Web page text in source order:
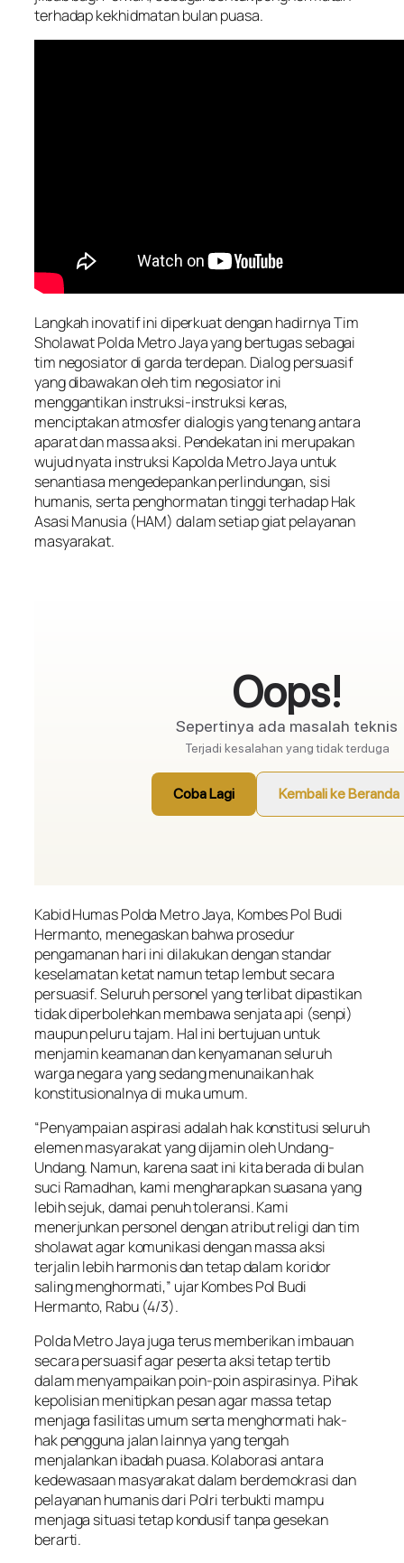
terhadap kekhidmatan bulan puasa.
Langkah inovatif ini diperkuat dengan hadirnya Tim
Sholawat Polda Metro Jaya yang bertugas sebagai
tim negosiator di garda terdepan. Dialog persuasif
yang dibawakan oleh tim negosiator ini
menggantikan instruksi-instruksi keras,
menciptakan atmosfer dialogis yang tenang antara
aparat dan massa aksi. Pendekatan ini merupakan
wujud nyata instruksi Kapolda Metro Jaya untuk
senantiasa mengedepankan perlindungan, sisi
humanis, serta penghormatan tinggi terhadap Hak
Asasi Manusia (HAM) dalam setiap giat pelayanan
masyarakat.
Kabid Humas Polda Metro Jaya, Kombes Pol Budi
Hermanto, menegaskan bahwa prosedur
pengamanan hari ini dilakukan dengan standar
keselamatan ketat namun tetap lembut secara
persuasif. Seluruh personel yang terlibat dipastikan
tidak diperbolehkan membawa senjata api (senpi)
maupun peluru tajam. Hal ini bertujuan untuk
menjamin keamanan dan kenyamanan seluruh
warga negara yang sedang menunaikan hak
konstitusionalnya di muka umum.
“Penyampaian aspirasi adalah hak konstitusi seluruh
elemen masyarakat yang dijamin oleh Undang-
Undang. Namun, karena saat ini kita berada di bulan
suci Ramadhan, kami mengharapkan suasana yang
lebih sejuk, damai penuh toleransi. Kami
menerjunkan personel dengan atribut religi dan tim
sholawat agar komunikasi dengan massa aksi
terjalin lebih harmonis dan tetap dalam koridor
saling menghormati,” ujar Kombes Pol Budi
Hermanto, Rabu (4/3).
Polda Metro Jaya juga terus memberikan imbauan
secara persuasif agar peserta aksi tetap tertib
dalam menyampaikan poin-poin aspirasinya. Pihak
kepolisian menitipkan pesan agar massa tetap
menjaga fasilitas umum serta menghormati hak-
hak pengguna jalan lainnya yang tengah
menjalankan ibadah puasa. Kolaborasi antara
kedewasaan masyarakat dalam berdemokrasi dan
pelayanan humanis dari Polri terbukti mampu
menjaga situasi tetap kondusif tanpa gesekan
berarti.